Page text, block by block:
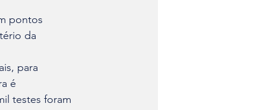
pontos
da
para
é
testes foram